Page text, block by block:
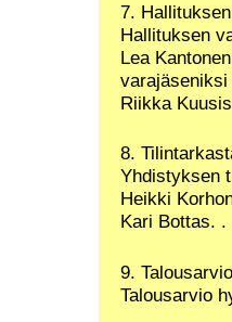
7.
Hallituksen
Lea
Riikka
8.
Yhdistyksen
Heikki
Kari Bottas. .
9.
Talousarvio